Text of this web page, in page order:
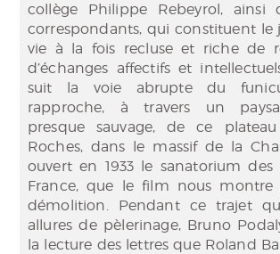
collège Philippe Rebeyrol, ainsi
correspondants, qui constituent le
vie à la fois recluse et riche de
d’échanges affectifs et
suit la voie abrupte du
rapproche, à travers un
presque sauvage, de ce
Roches, dans le massif de la
ouvert en 1933 le sanatorium
France, que le film nous
démolition. Pendant ce trajet
allures de pèlerinage, Bruno
la lecture des lettres que Roland